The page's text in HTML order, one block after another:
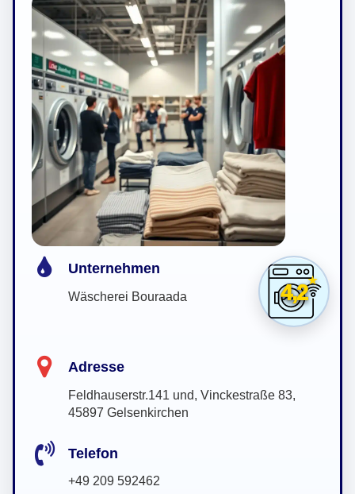
4,2
Unternehmen
Wäscherei Bouraada
Adresse
Feldhauserstr.141 und, Vinckestraße 83,
45897 Gelsenkirchen
Telefon
+49 209 592462